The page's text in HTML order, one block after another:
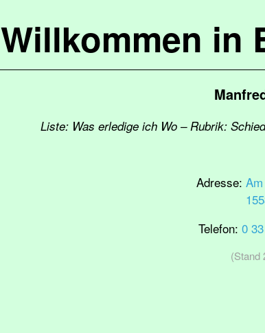
Willkommen in
Liste: Was erledige ich Wo – Rubrik:
Adresse:
Telefon: 0
(Stand